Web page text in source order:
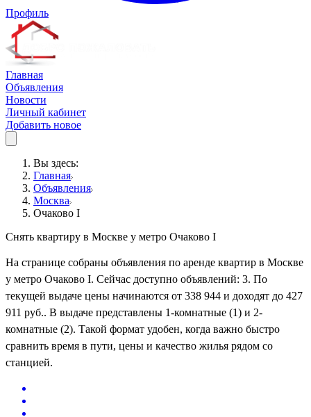
Профиль
Главная
Объявления
Новости
Личный кабинет
Добавить новое
Вы здесь:
Главная
Объявления
Москва
Очаково I
Снять квартиру в Москве у метро Очаково I
На странице собраны объявления по аренде квартир в Москве
у метро Очаково I. Сейчас доступно объявлений: 3. По
текущей выдаче цены начинаются от 338 944 и доходят до 427
911 руб.. В выдаче представлены 1-комнатные (1) и 2-
комнатные (2). Такой формат удобен, когда важно быстро
сравнить время в пути, цены и качество жилья рядом со
станцией.